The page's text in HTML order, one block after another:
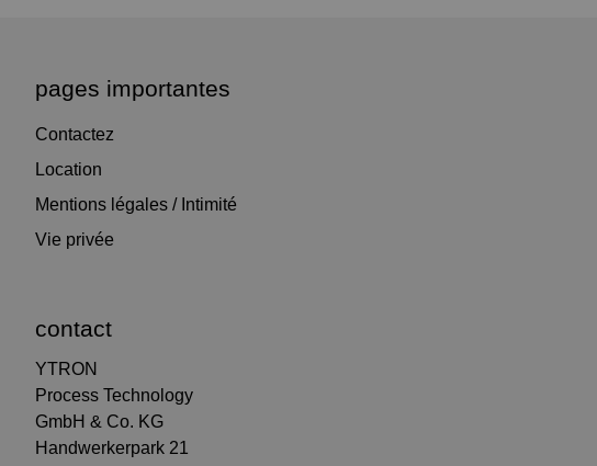
pages importantes
Contactez
Location
Mentions légales / Intimité
Vie privée
contact
YTRON
Process Technology
GmbH & Co. KG
Handwerkerpark 21